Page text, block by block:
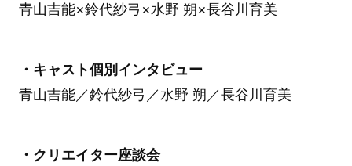
青山吉能×鈴代紗弓×水野 朔×長谷川育美
・キャスト個別インタビュー
青山吉能／鈴代紗弓／水野 朔／長谷川育美
・クリエイター座談会